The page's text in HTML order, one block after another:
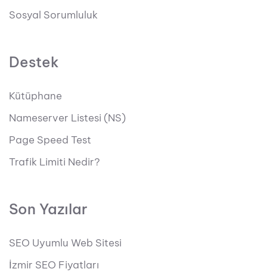
Sosyal Sorumluluk
Destek
Kütüphane
Nameserver Listesi (NS)
Page Speed Test
Trafik Limiti Nedir?
Son Yazılar
SEO Uyumlu Web Sitesi
İzmir SEO Fiyatları